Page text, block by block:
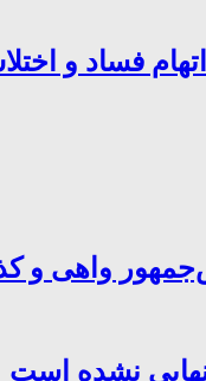
فساد و
واهی
نهایی نشده است